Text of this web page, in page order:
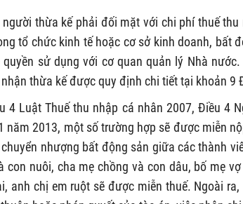
thừa kế phải đối mặt với chi phí thuế
tổ chức kinh tế hoặc cơ sở kinh doanh, bất
sử dụng với cơ quan quản lý Nhà
thừa kế được quy định chi tiết tại khoản 9
4 Luật Thuế thu nhập cá nhân 2007, Điều 4
năm 2013, một số trường hợp sẽ được miễn
nhượng bất động sản giữa các thành
con nuôi, cha mẹ chồng và con dâu, bố mẹ
anh chị em ruột sẽ được miễn thuế. Ngoài